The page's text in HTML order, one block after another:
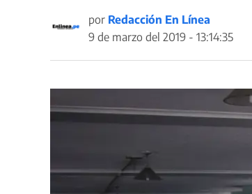
por Redacción En Línea
9 de marzo del 2019 - 13:14:35